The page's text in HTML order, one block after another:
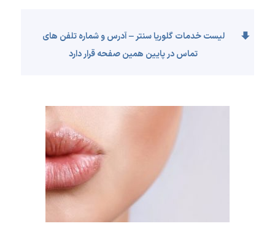
لیست خدمات گلوریا سنتر – آدرس و شماره تلفن های
تماس در پایین همین صفحه قرار دارد